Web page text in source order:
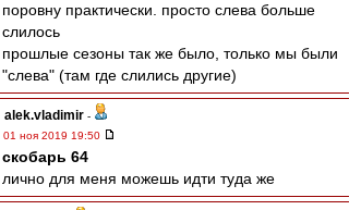
поровну практически. просто слева больше
слилось
прошлые сезоны так же было, только мы были
"слева" (там где слились другие)
alek.vladimir -
01 ноя 2019 19:50
скобарь 64
лично для меня можешь идти туда же